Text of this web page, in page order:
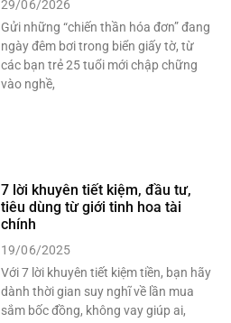
29/06/2026
Gửi những “chiến thần hóa đơn” đang
ngày đêm bơi trong biển giấy tờ, từ
các bạn trẻ 25 tuổi mới chập chững
vào nghề,
7 lời khuyên tiết kiệm, đầu tư,
tiêu dùng từ giới tinh hoa tài
chính
19/06/2025
Với 7 lời khuyên tiết kiệm tiền, bạn hãy
dành thời gian suy nghĩ về lần mua
sắm bốc đồng, không vay giúp ai,